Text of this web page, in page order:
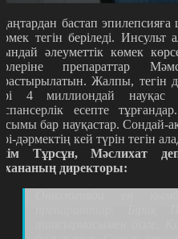
бастап эпилепсияға
тегін беріледі.
әлеуметтік көмек
препараттар
Жалпы, тегін
4 миллиондай науқас
есепте
бар науқастар. Сондай-
дәрмектің кей түрін тегін
Тұрсұн, Мәслихат
директоры: